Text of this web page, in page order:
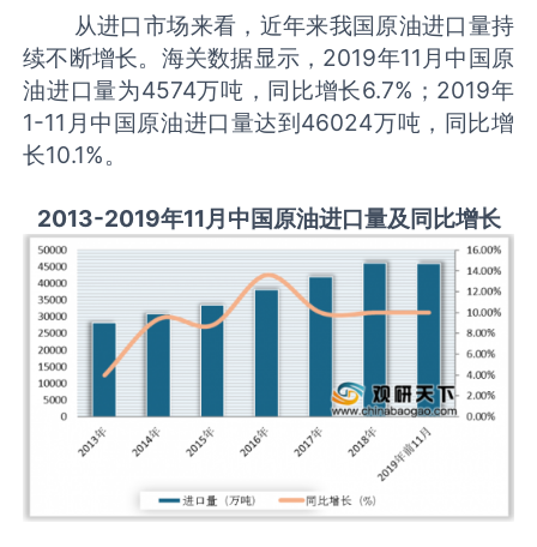
从进口市场来看，近年来我国原油进口量持
续不断增长。海关数据显示，2019年11月中国原
油进口量为4574万吨，同比增长6.7%；2019年
1-11月中国原油进口量达到46024万吨，同比增
长10.1%。
2013-2019年11月中国原油进口量及同比增长